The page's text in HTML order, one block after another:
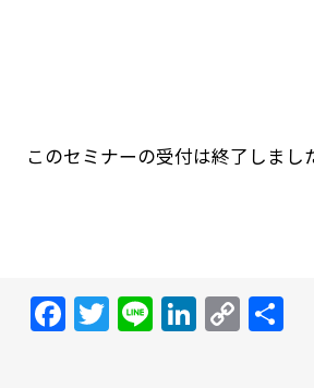
このセミナーの受付は終了しまし
Facebook
Twitter
LineLinkedIn
Copy
共